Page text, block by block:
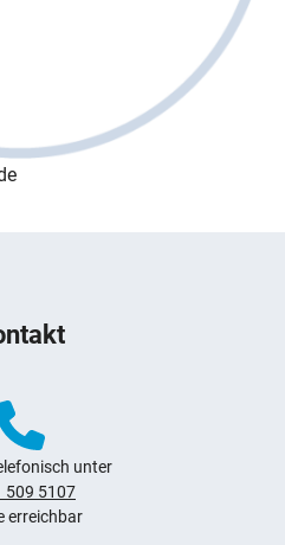
unter
509 5107
erreichbar